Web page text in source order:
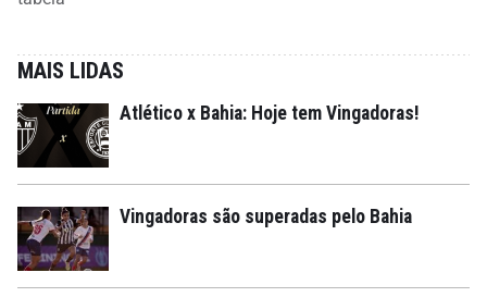
MAIS LIDAS
Atlético x Bahia: Hoje tem Vingadoras!
Vingadoras são superadas pelo Bahia